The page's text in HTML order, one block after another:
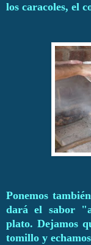
los caracoles, el
Ponemos
dará el sabor
plato. Dejamos
tomillo y